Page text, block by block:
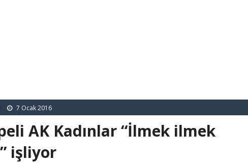
7 Ocak 2016
AK Kadınlar “İlmek ilmek
işliyor